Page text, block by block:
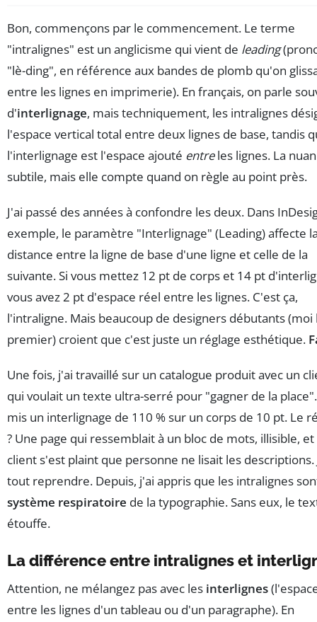
Bon, commençons par le commencement. Le terme
"intralignes" est un anglicisme qui vient de leading
"lè-ding", en référence aux bandes de plomb qu'on
entre les lignes en imprimerie). En français, on parle
d'interlignage, mais techniquement, les intralignes
l'espace vertical total entre deux lignes de base, tandis
l'interlignage est l'espace ajouté entreles lignes. La
subtile, mais elle compte quand on règle au point près.
J'ai passé des années à confondre les deux. Dans
exemple, le paramètre "Interlignage" (Leading) affecte
distance entre la ligne de base d'une ligne et celle de la
suivante. Si vous mettez 12 pt de corps et 14 pt
vous avez 2 pt d'espace réel entre les lignes. C'est ça,
l'intraligne. Mais beaucoup de designers débutants (moi
premier) croient que c'est juste un réglage esthétique.
Une fois, j'ai travaillé sur un catalogue produit avec un
qui voulait un texte ultra-serré pour "gagner de la
mis un interlignage de 110 % sur un corps de 10 pt. Le
? Une page qui ressemblait à un bloc de mots, illisible, et
client s'est plaint que personne ne lisait les descriptions.
tout reprendre. Depuis, j'ai appris que les intralignes
système respiratoire de la typographie. Sans eux, le
étouffe.
La différence entre intralignes et
Attention, ne mélangez pas avec les interlignes
entre les lignes d'un tableau ou d'un paragraphe). En